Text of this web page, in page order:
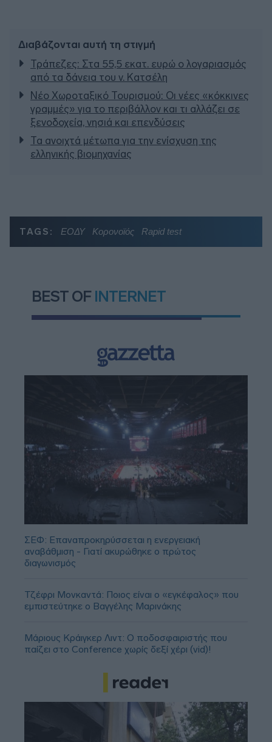
Διαβάζονται αυτή τη στιγμή
Τράπεζες: Στα 55,5 εκατ. ευρώ ο λογαριασμός
από τα δάνεια του ν. Κατσέλη
Νέο Χωροταξικό Τουρισμού: Οι νέες «κόκκινες
γραμμές» για το περιβάλλον και τι αλλάζει σε
ξενοδοχεία, νησιά και επενδύσεις
Τα ανοιχτά μέτωπα για την ενίσχυση της
ελληνικής βιομηχανίας
TAGS: ΕΟΔΥ Κορονοϊός Rapid test
BEST OF INTERNET
ΣΕΦ: Επαναπροκηρύσσεται η ενεργειακή
αναβάθμιση - Γιατί ακυρώθηκε ο πρώτος
διαγωνισμός
Τζέφρι Μονκαντά: Ποιος είναι ο «εγκέφαλος» που
εμπιστεύτηκε ο Βαγγέλης Μαρινάκης
Μάριους Κράιγκερ Λιντ: Ο ποδοσφαιριστής που
παίζει στο Conference χωρίς δεξί χέρι (vid)!